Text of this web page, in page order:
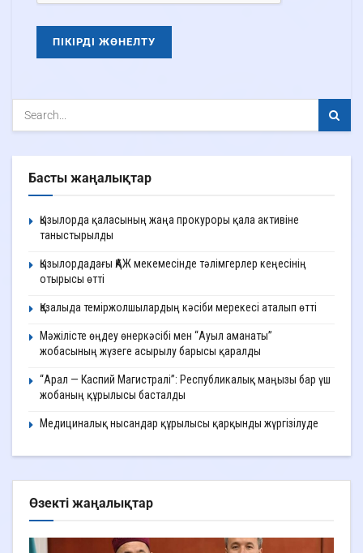
Басты жаңалықтар
Қызылорда қаласының жаңа прокуроры қала активіне
таныстырылды
Қызылордадағы ҚАЖ мекемесінде тәлімгерлер кеңесінің
отырысы өтті
Қазалыда теміржолшылардың кәсіби мерекесі аталып өтті
Мәжілісте өңдеу өнеркәсібі мен “Ауыл аманаты”
жобасының жүзеге асырылу барысы қаралды
“Арал — Каспий Магистралі”: Республикалық маңызы бар үш
жобаның құрылысы басталды
Медициналық нысандар құрылысы қарқынды жүргізілуде
Өзекті жаңалықтар